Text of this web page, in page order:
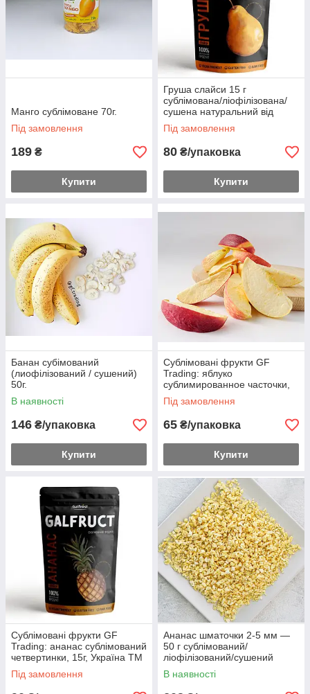
Манго сублімоване 70г.
Під замовлення
189 ₴
Купити
Груша слайси 15 г
сублімована/ліофілізована/
сушена натуральний від
українського виробника
Під замовлення
80 ₴/упаковка
Купити
Банан субімований
(лиофілізований / сушений)
50г.
В наявності
146 ₴/упаковка
Купити
Сублімовані фрукти GF
Trading: яблуко
сублимированное часточки,
15г, Україна ТМ "GF",
червоне
Під замовлення
65 ₴/упаковка
Купити
Сублімовані фрукти GF
Trading: ананас сублімований
четвертинки, 15г, Україна ТМ
"GF"
Під замовлення
Ананас шматочки 2-5 мм —
50 г сублімований/
ліофілізований/сушений
натуральний
В наявності